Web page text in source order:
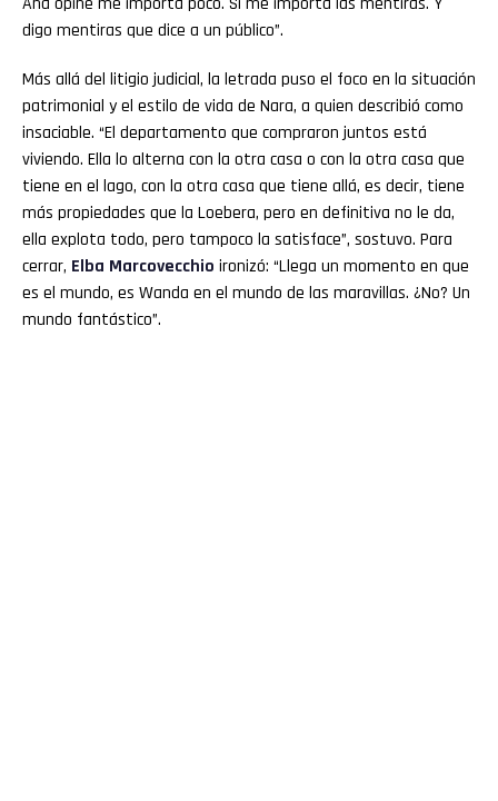
digo mentiras que dice a un público”.
Más allá del litigio judicial, la letrada puso el foco en la situación
patrimonial y el estilo de vida de Nara, a quien describió como
insaciable. “El departamento que compraron juntos está
viviendo. Ella lo alterna con la otra casa o con la otra casa que
tiene en el lago, con la otra casa que tiene allá, es decir, tiene
más propiedades que la Loebera, pero en definitiva no le da,
ella explota todo, pero tampoco la satisface”, sostuvo. Para
cerrar, Elba Marcovecchio ironizó: “Llega un momento en que
es el mundo, es Wanda en el mundo de las maravillas. ¿No? Un
mundo fantástico”.